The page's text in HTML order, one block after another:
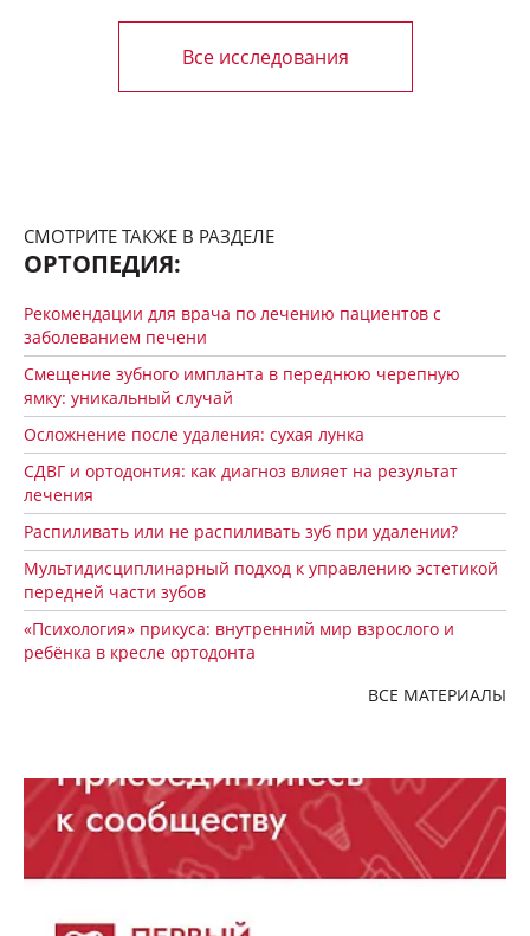
Все исследования
СМОТРИТЕ ТАКЖЕ В РАЗДЕЛЕ
ОРТОПЕДИЯ:
Рекомендации для врача по лечению пациентов с
заболеванием печени
Смещение зубного импланта в переднюю черепную
ямку: уникальный случай
Осложнение после удаления: сухая лунка
СДВГ и ортодонтия: как диагноз влияет на результат
лечения
Распиливать или не распиливать зуб при удалении?
Мультидисциплинарный подход к управлению эстетикой
передней части зубов
«Психология» прикуса: внутренний мир взрослого и
ребёнка в кресле ортодонта
ВСЕ МАТЕРИАЛЫ